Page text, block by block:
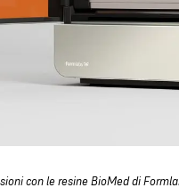
con le resine BioMed di